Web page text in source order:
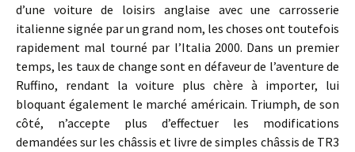
d’une voiture de loisirs anglaise avec une carrosserie
italienne signée par un grand nom, les choses ont toutefois
rapidement mal tourné par l’Italia 2000. Dans un premier
temps, les taux de change sont en défaveur de l’aventure de
Ruffino, rendant la voiture plus chère à importer, lui
bloquant également le marché américain. Triumph, de son
côté, n’accepte plus d’effectuer les modifications
demandées sur les châssis et livre de simples châssis de TR3